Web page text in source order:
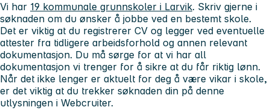
Vi har 19 kommunale grunnskoler i Larvik. Skriv gjerne i
søknaden om du ønsker å jobbe ved en bestemt skole.
Det er viktig at du registrerer CV og legger ved eventuelle
attester fra tidligere arbeidsforhold og annen relevant
dokumentasjon. Du må sørge for at vi har all
dokumentasjon vi trenger for å sikre at du får riktig lønn.
Når det ikke lenger er aktuelt for deg å være vikar i skole,
er det viktig at du trekker søknaden din på denne
utlysningen i Webcruiter.